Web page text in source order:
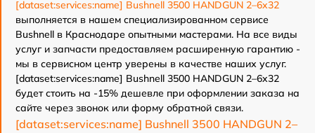
[dataset:services:name] Bushnell 3500 HANDGUN 2–6x32
выполняется в нашем специализированном сервисе
Bushnell в Краснодаре опытными мастерами. На все виды
услуг и запчасти предоставляем расширенную гарантию -
мы в сервисном центр уверены в качестве наших услуг.
[dataset:services:name] Bushnell 3500 HANDGUN 2–6x32
будет стоить на -15% дешевле при оформлении заказа на
сайте через звонок или форму обратной связи.
[dataset:services:name] Bushnell 3500 HANDGUN 2–